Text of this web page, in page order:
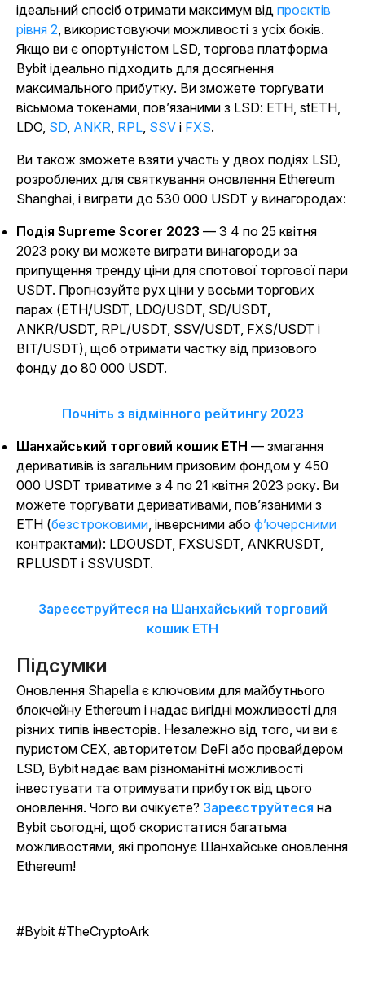
ідеальний спосіб отримати максимум від проєктів
рівня 2, використовуючи можливості з усіх боків.
Якщо ви є опортуністом LSD, торгова платформа
Bybit ідеально підходить для досягнення
максимального прибутку. Ви зможете торгувати
вісьмома токенами, пов’язаними з LSD: ETH, stETH,
LDO, SD, ANKR, RPL, SSV і FXS.
Ви також зможете взяти участь у двох подіях LSD,
розроблених для святкування оновлення Ethereum
Shanghai, і виграти до 530 000 USDT у винагородах:
Подія Supreme Scorer 2023 — З 4 по 25 квітня
2023 року ви можете виграти винагороди за
припущення тренду ціни для спотової торгової пари
USDT. Прогнозуйте рух ціни у восьми торгових
парах (ETH/USDT, LDO/USDT, SD/USDT,
ANKR/USDT, RPL/USDT, SSV/USDT, FXS/USDT і
BIT/USDT), щоб отримати частку від призового
фонду до 80 000 USDT.
Почніть з відмінного рейтингу 2023
Шанхайський торговий кошик ETH — змагання
деривативів із загальним призовим фондом у 450
000 USDT триватиме з 4 по 21 квітня 2023 року. Ви
можете торгувати деривативами, пов’язаними з
ETH (безстроковими, інверсними або ф’ючерсними
контрактами): LDOUSDT, FXSUSDT, ANKRUSDT,
RPLUSDT і SSVUSDT.
Зареєструйтеся на Шанхайський торговий
кошик ETH
Підсумки
Оновлення Shapella є ключовим для майбутнього
блокчейну Ethereum і надає вигідні можливості для
різних типів інвесторів. Незалежно від того, чи ви є
пуристом CEX, авторитетом DeFi або провайдером
LSD, Bybit надає вам різноманітні можливості
інвестувати та отримувати прибуток від цього
оновлення. Чого ви очікуєте? Зареєструйтеся на
Bybit сьогодні, щоб скористатися багатьма
можливостями, які пропонує Шанхайське оновлення
Ethereum!
#Bybit #TheCryptoArk